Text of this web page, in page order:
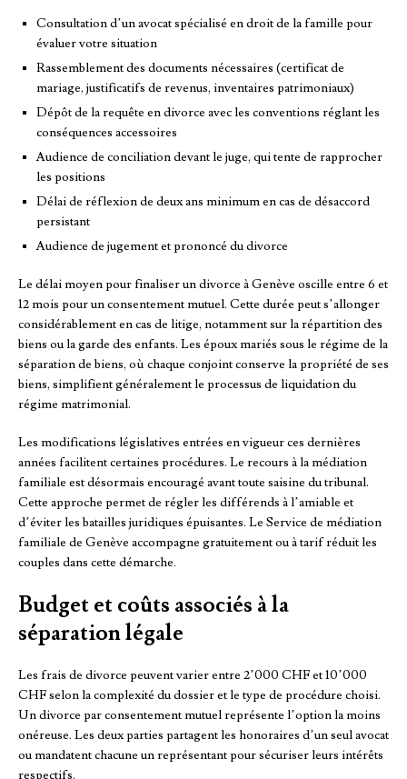
Consultation d’un avocat spécialisé en droit de la famille pour
évaluer votre situation
Rassemblement des documents nécessaires (certificat de
mariage, justificatifs de revenus, inventaires patrimoniaux)
Dépôt de la requête en divorce avec les conventions réglant les
conséquences accessoires
Audience de conciliation devant le juge, qui tente de rapprocher
les positions
Délai de réflexion de deux ans minimum en cas de désaccord
persistant
Audience de jugement et prononcé du divorce
Le délai moyen pour finaliser un divorce à Genève oscille entre 6 et
12 mois pour un consentement mutuel. Cette durée peut s’allonger
considérablement en cas de litige, notamment sur la répartition des
biens ou la garde des enfants. Les époux mariés sous le régime de la
séparation de biens, où chaque conjoint conserve la propriété de ses
biens, simplifient généralement le processus de liquidation du
régime matrimonial.
Les modifications législatives entrées en vigueur ces dernières
années facilitent certaines procédures. Le recours à la médiation
familiale est désormais encouragé avant toute saisine du tribunal.
Cette approche permet de régler les différends à l’amiable et
d’éviter les batailles juridiques épuisantes. Le Service de médiation
familiale de Genève accompagne gratuitement ou à tarif réduit les
couples dans cette démarche.
Budget et coûts associés à la
séparation légale
Les frais de divorce peuvent varier entre 2’000 CHF et 10’000
CHF selon la complexité du dossier et le type de procédure choisi.
Un divorce par consentement mutuel représente l’option la moins
onéreuse. Les deux parties partagent les honoraires d’un seul avocat
ou mandatent chacune un représentant pour sécuriser leurs intérêts
respectifs.